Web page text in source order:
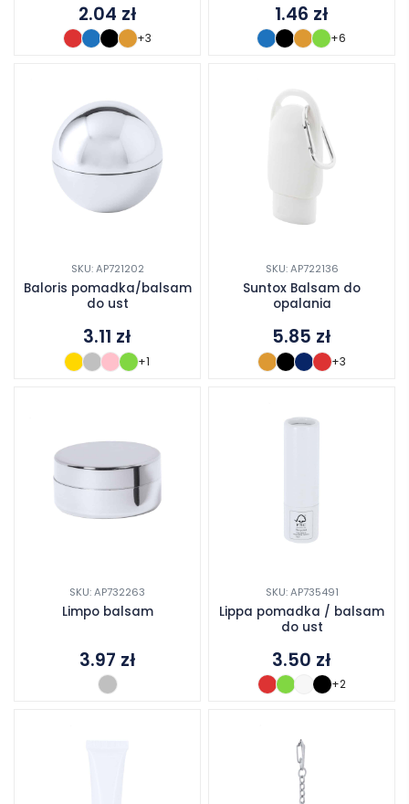
2.04 zł
+3
1.46 zł
+6
SKU: AP721202
Baloris pomadka/balsam
do ust
3.11 zł
+1
SKU: AP722136
Suntox Balsam do
opalania
5.85 zł
+3
SKU: AP732263
Limpo balsam
3.97 zł
SKU: AP735491
Lippa pomadka / balsam
do ust
3.50 zł
+2